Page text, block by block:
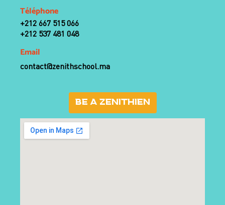
Téléphone
+212 667 515 066
+212 537 481 048
Email
contact@zenithschool.ma
BE A ZENITHIEN